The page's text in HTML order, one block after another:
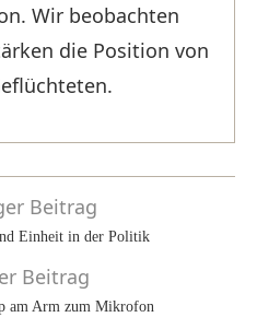
Wir beobachten
die Position von
Beitrag
Einheit in der Politik
Beitrag
am Arm zum Mikrofon